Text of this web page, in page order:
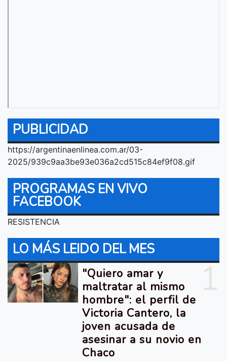
PUBLICIDAD
https://argentinaenlinea.com.ar/03-
2025/939c9aa3be93e036a2cd515c84ef9f08.gif
PROGRAMAS EN VIVO
FACEBOOK
RESISTENCIA
LO MÁS LEIDO DEL MES
"Quiero amar y
maltratar al mismo
hombre": el perfil de
Victoria Cantero, la
joven acusada de
asesinar a su novio en
Chaco